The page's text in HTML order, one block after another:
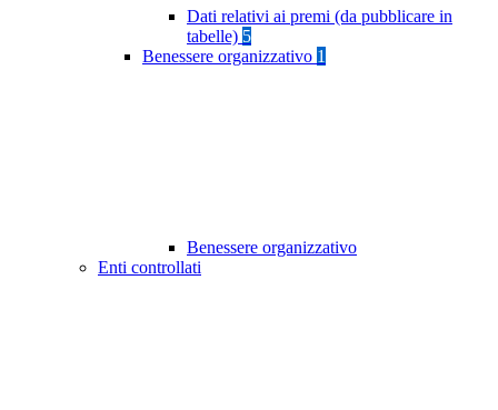
Dati relativi ai premi (da pubblicare in
tabelle) 5
Benessere organizzativo 1
Benessere organizzativo
Enti controllati